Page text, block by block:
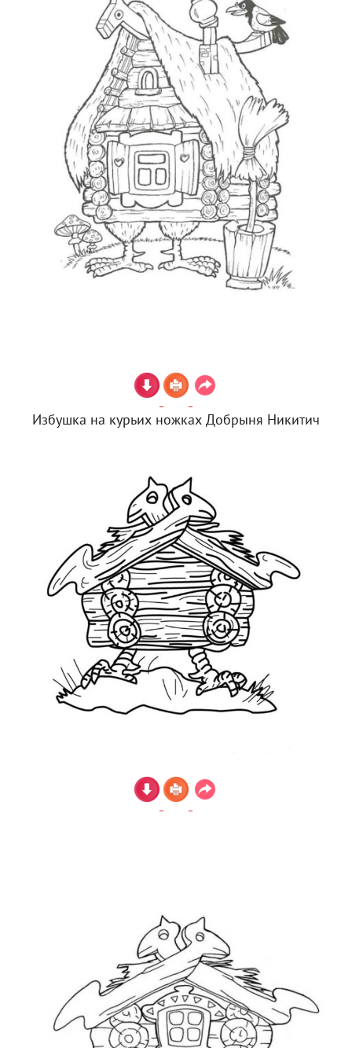
Избушка на курьих ножках Добрыня Никитич